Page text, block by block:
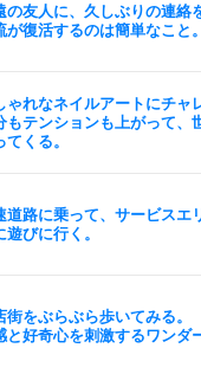
の友人に、久しぶりの連絡
が復活するのは簡単なこと。
ゃれなネイルアートにチャ
もテンションも上がって、
てくる。
道路に乗って、サービスエ
遊びに行く。
街をぶらぶら歩いてみる。
と好奇心を刺激するワンダ